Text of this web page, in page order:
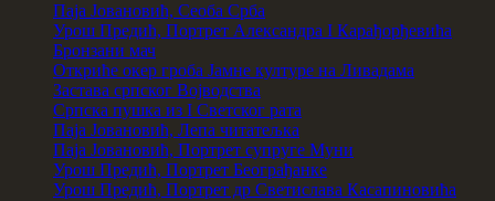
Паја Јовановић, Сеоба Срба
Урош Предић, Портрет Александра I Карађорђевића
Бронзани мач
Откриће окер гроба Јамне културе на Ливадама
Застава српског Војводства
Српска пушка из I Светског рата
Паја Јовановић, Лепа читатељка
Паја Јовановић, Портрет супруге Муни
Урош Предић, Портрет Београђанке
Урош Предић, Портрет др Светислава Касапиновића